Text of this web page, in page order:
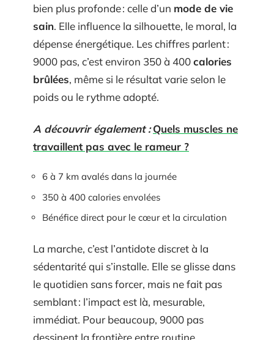
bien plus profonde : celle d’un mode de vie
sain. Elle influence la silhouette, le moral, la
dépense énergétique. Les chiffres parlent :
9000 pas, c’est environ 350 à 400calories
brûlées, même si le résultat varie selon le
poids ou le rythme adopté.
A découvrir également : Quels muscles ne
travaillent pas avec le rameur ?
6 à 7 km avalés dans la journée
350 à 400 calories envolées
Bénéfice direct pour le cœur et la circulation
La marche, c’est l’antidote discret à la
sédentarité qui s’installe. Elle se glisse dans
le quotidien sans forcer, mais ne fait pas
semblant : l’impact est là, mesurable,
immédiat. Pour beaucoup, 9000 pas
dessinent la frontière entre routine